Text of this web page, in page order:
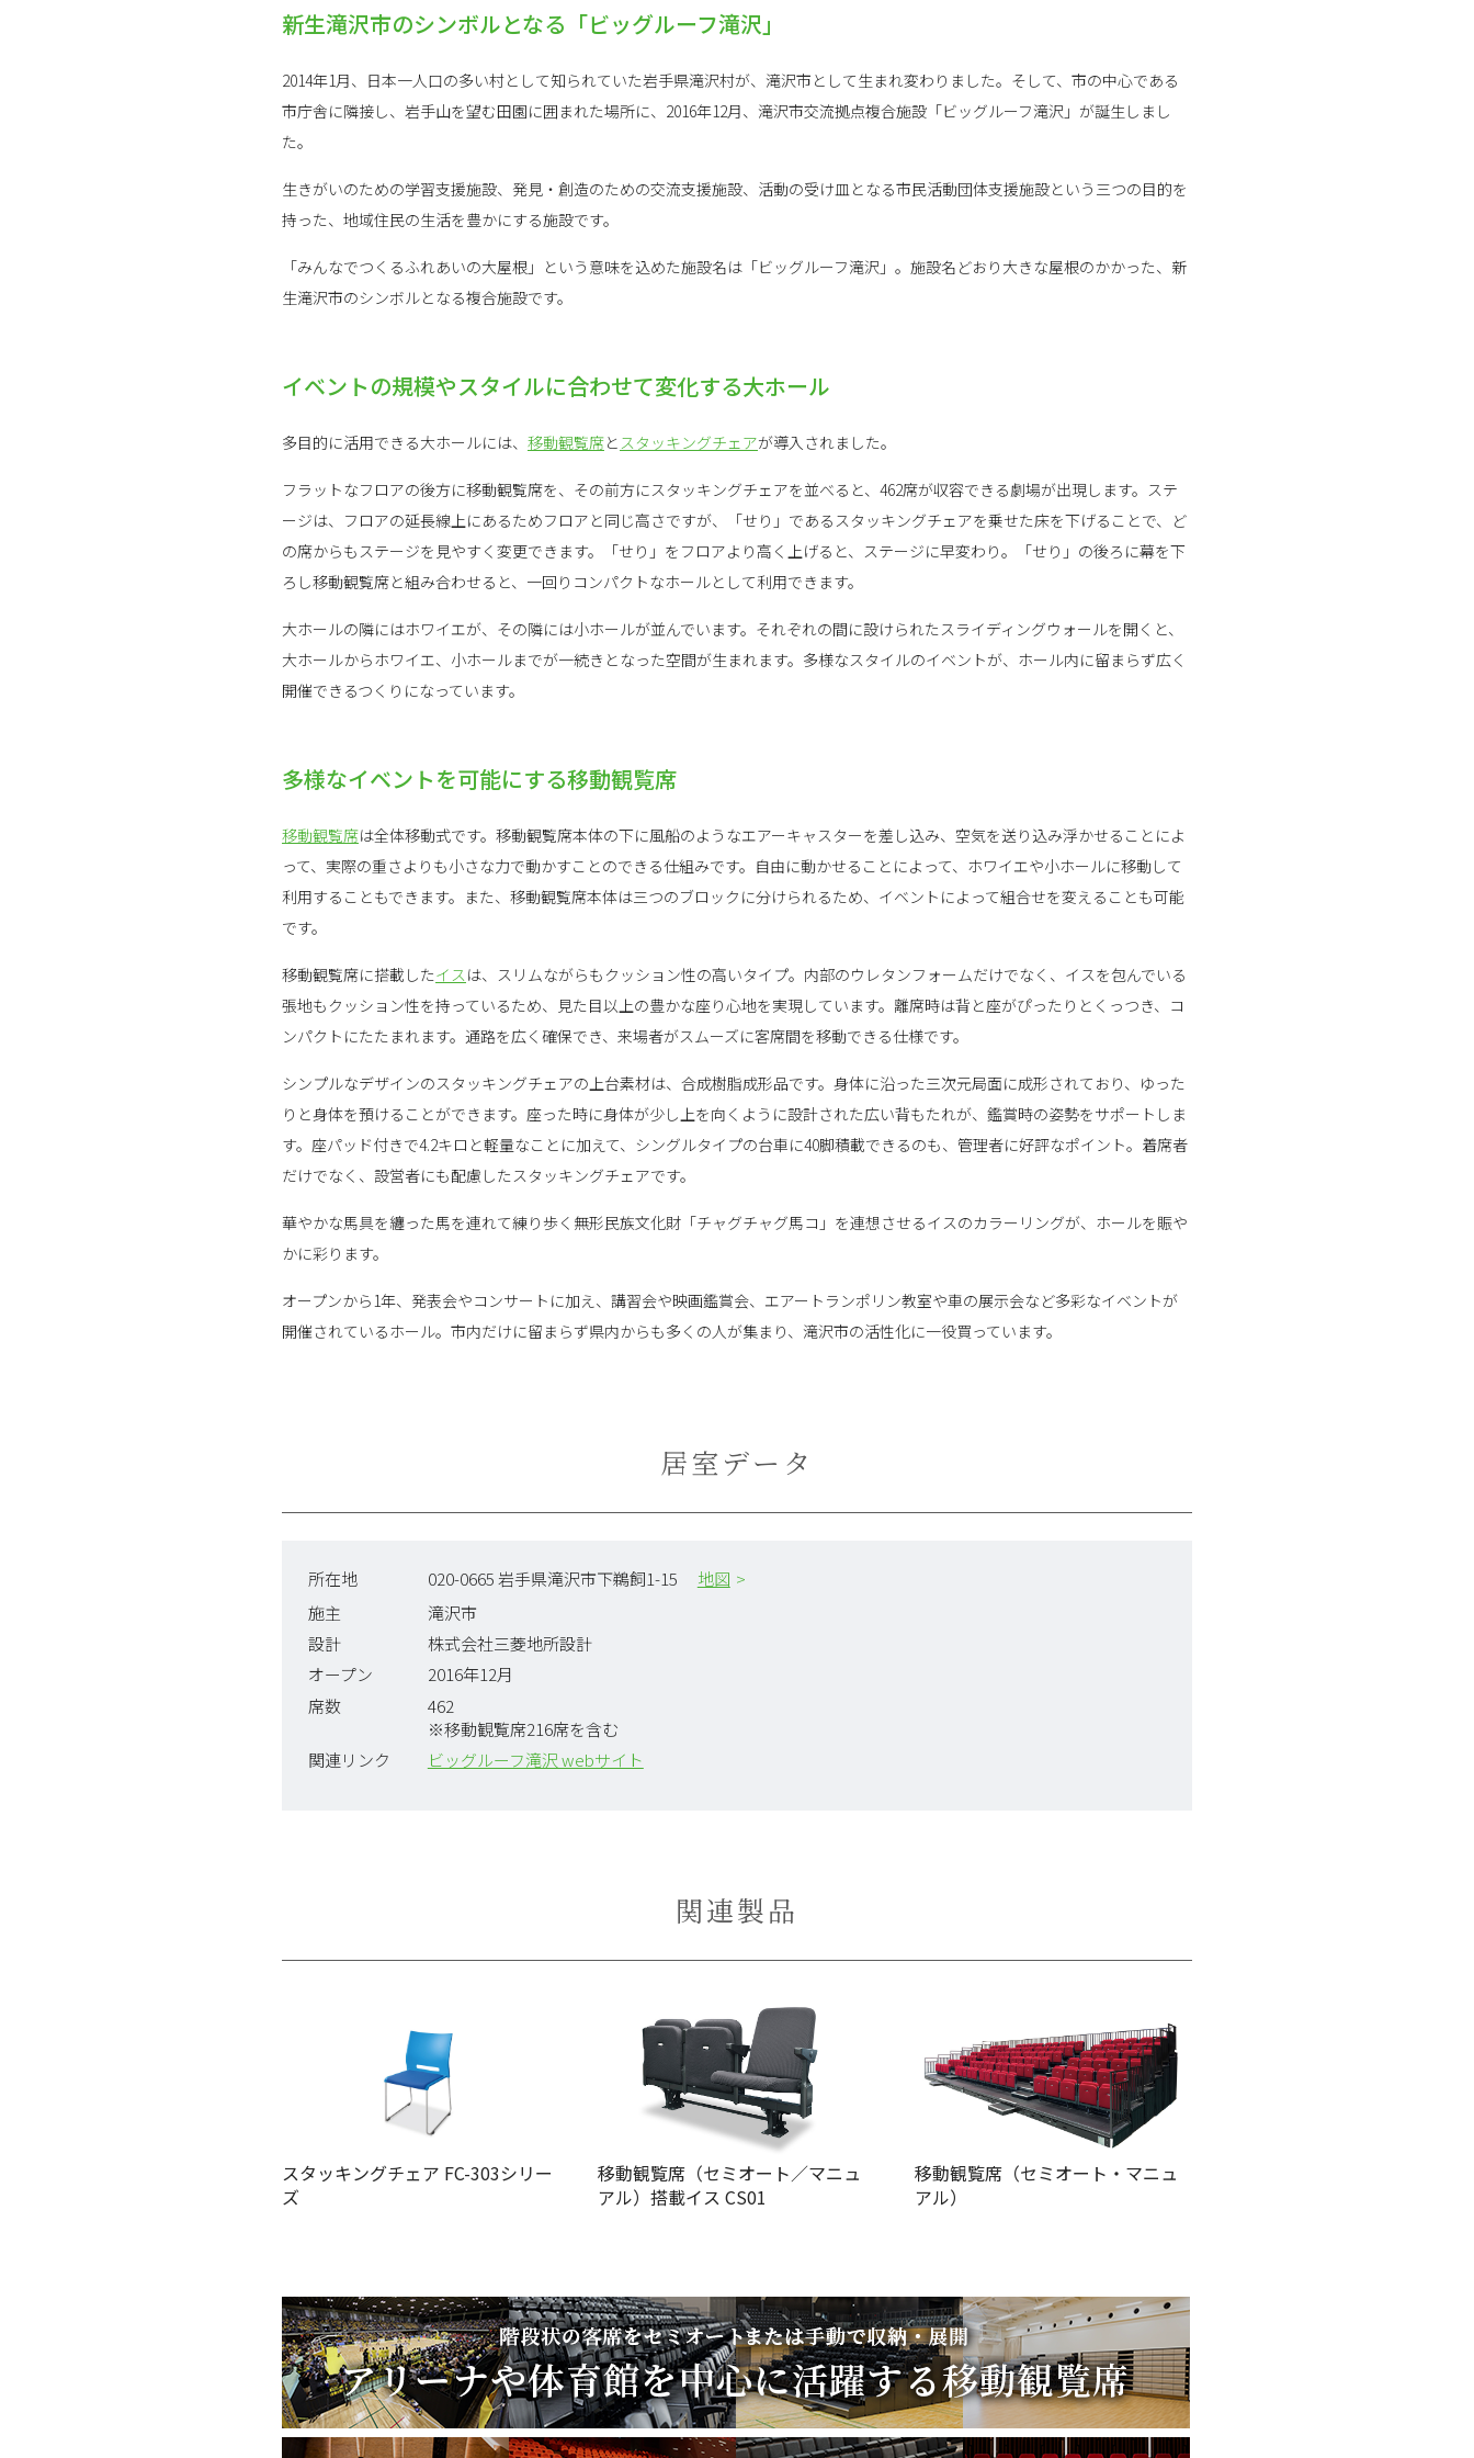
新生滝沢市のシンボルとなる「ビッグルーフ滝沢」
2014年1月、日本一人口の多い村として知られていた岩手県滝沢村が、滝沢市として生まれ変わりました。そして、市の中心である
市庁舎に隣接し、岩手山を望む田園に囲まれた場所に、2016年12月、滝沢市交流拠点複合施設「ビッグルーフ滝沢」が誕生しまし
た。
生きがいのための学習支援施設、発見・創造のための交流支援施設、活動の受け皿となる市民活動団体支援施設という三つの目的を
持った、地域住民の生活を豊かにする施設です。
「みんなでつくるふれあいの大屋根」という意味を込めた施設名は「ビッグルーフ滝沢」。施設名どおり大きな屋根のかかった、新
生滝沢市のシンボルとなる複合施設です。
イベントの規模やスタイルに合わせて変化する大ホール
多目的に活用できる大ホールには、 移動観覧席と スタッキングチェアが導入されました。
フラットなフロアの後方に移動観覧席を、その前方にスタッキングチェアを並べると、462席が収容できる劇場が出現します。ステ
ージは、フロアの延長線上にあるためフロアと同じ高さですが、「せり」であるスタッキングチェアを乗せた床を下げることで、ど
の席からもステージを見やすく変更できます。「せり」をフロアより高く上げると、ステージに早変わり。「せり」の後ろに幕を下
ろし移動観覧席と組み合わせると、一回りコンパクトなホールとして利用できます。
大ホールの隣にはホワイエが、その隣には小ホールが並んでいます。それぞれの間に設けられたスライディングウォールを開くと、
大ホールからホワイエ、小ホールまでが一続きとなった空間が生まれます。多様なスタイルのイベントが、ホール内に留まらず広く
開催できるつくりになっています。
多様なイベントを可能にする移動観覧席
移動観覧席は全体移動式です。移動観覧席本体の下に風船のようなエアーキャスターを差し込み、空気を送り込み浮かせることによ
って、実際の重さよりも小さな力で動かすことのできる仕組みです。自由に動かせることによって、ホワイエや小ホールに移動して
利用することもできます。また、移動観覧席本体は三つのブロックに分けられるため、イベントによって組合せを変えることも可能
です。
移動観覧席に搭載したイス は、スリムながらもクッション性の高いタイプ。内部のウレタンフォームだけでなく、イスを包んでいる
張地もクッション性を持っているため、見た目以上の豊かな座り心地を実現しています。離席時は背と座がぴったりとくっつき、コ
ンパクトにたたまれます。通路を広く確保でき、来場者がスムーズに客席間を移動できる仕様です。
シンプルなデザインのスタッキングチェアの上台素材は、合成樹脂成形品です。身体に沿った三次元局面に成形されており、ゆった
りと身体を預けることができます。座った時に身体が少し上を向くように設計された広い背もたれが、鑑賞時の姿勢をサポートしま
す。座パッド付きで4.2キロと軽量なことに加えて、シングルタイプの台車に40脚積載できるのも、管理者に好評なポイント。着席者
だけでなく、設営者にも配慮したスタッキングチェアです。
華やかな馬具を纏った馬を連れて練り歩く無形民族文化財「チャグチャグ馬コ」を連想させるイスのカラーリングが、ホールを賑や
かに彩ります。
オープンから1年、発表会やコンサートに加え、講習会や映画鑑賞会、エアートランポリン教室や車の展示会など多彩なイベントが
開催されているホール。市内だけに留まらず県内からも多くの人が集まり、滝沢市の活性化に一役買っています。
居室データ
所在地 020-0665 岩手県滝沢市下鵜飼1-15
地図
施主
滝沢市
設計
株式会社三菱地所設計
オープン
2016年12月
席数
462
※移動観覧席216席を含む
関連リンク
ビッグルーフ滝沢 webサイト
関連製品
スタッキングチェア FC-303シリー
ズ
移動観覧席（セミオート／マニュ
アル）搭載イス CS01
移動観覧席（セミオート・マニュ
アル）